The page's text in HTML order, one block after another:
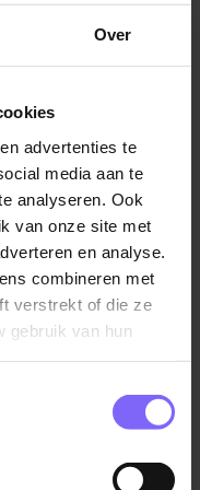
Over
advertenties te
media aan te
analyseren. Ook
van onze site met
en analyse.
combineren met
verstrekt of die ze
gebruik van hun
Het ontwikkelen
en netwerken
het ontwerpen en
kan tot je pakket
volgt ingedeeld:
en laptops,
Je kunt aan de slag
valt